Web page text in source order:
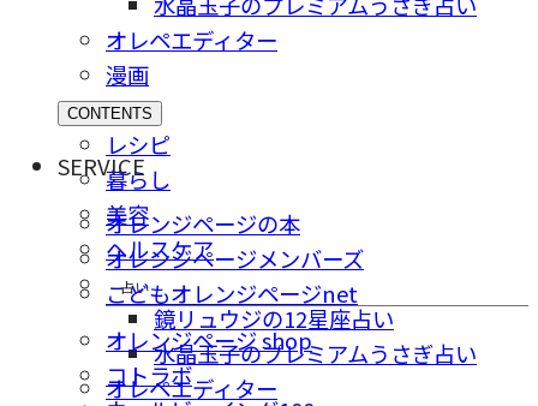
オレペエディター
漫画
CONTENTS
レシピ
暮らし
美容
ヘルスケア
占い
鏡リュウジの12星座占い
水晶玉子のプレミアムうさぎ占い
オレペエディター
SERVICE
オレンジページの本
オレンジページメンバーズ
こどもオレンジページnet
オレンジページ shop
コトラボ